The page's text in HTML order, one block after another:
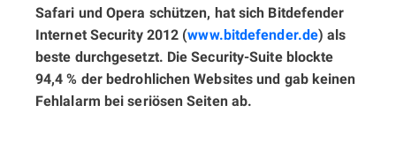
Safari und Opera schützen, hat sich Bitdefender
Internet Security 2012 (www.bitdefender.de) als
beste durchgesetzt. Die Security-Suite blockte
94,4 % der bedrohlichen Websites und gab keinen
Fehlalarm bei seriösen Seiten ab.